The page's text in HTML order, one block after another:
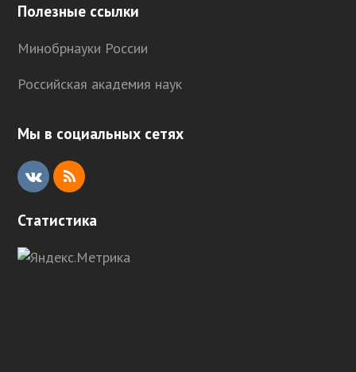
Полезные ссылки
Минобрнауки России
Российская академия наук
Мы в социальных сетях
V
R
Статистика